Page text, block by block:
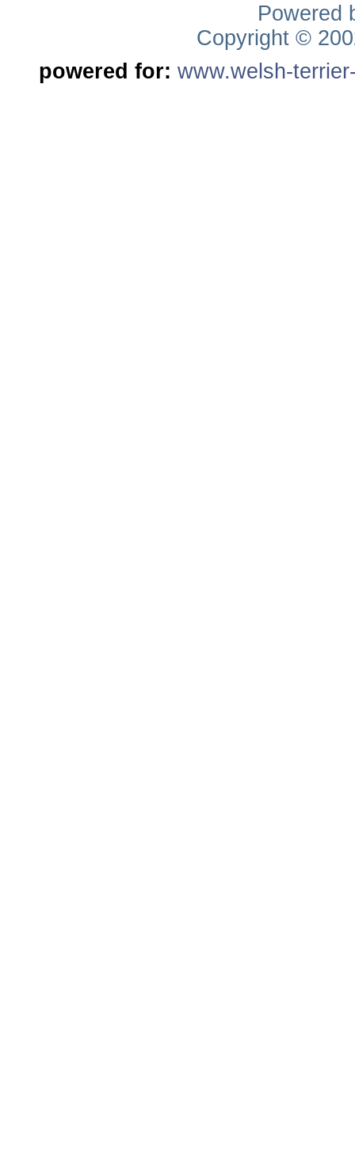
Powered
Copyright ©
powered for: www.welsh-